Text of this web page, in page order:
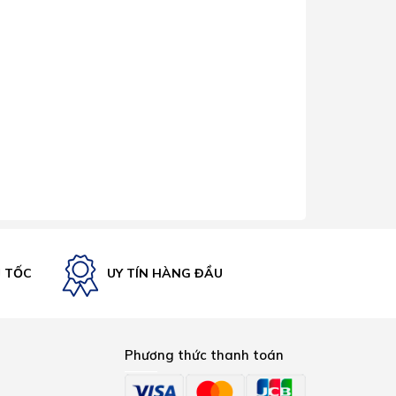
TỐC UY TÍN HÀNG ĐẦU
Phương thức thanh toán